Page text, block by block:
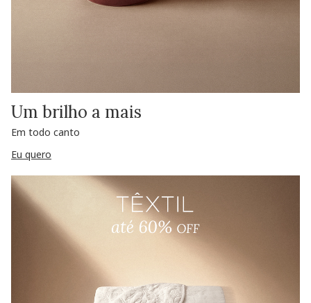
Um brilho a mais
Em todo canto
Eu quero